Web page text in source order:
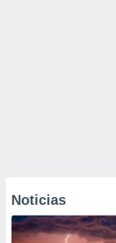
Noticias